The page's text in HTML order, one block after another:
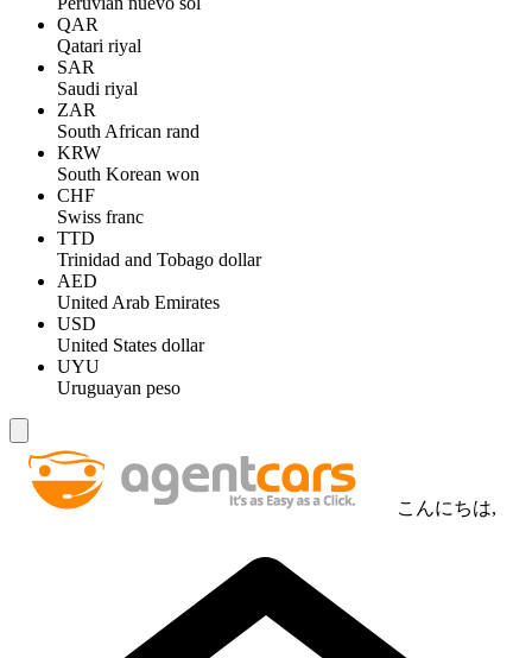
QAR
Qatari riyal
SAR
Saudi riyal
ZAR
South African rand
KRW
South Korean won
CHF
Swiss franc
TTD
Trinidad and Tobago dollar
AED
United Arab Emirates
USD
United States dollar
UYU
Uruguayan peso
こんにちは,